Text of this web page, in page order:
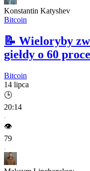
Konstantin Katyshev
Bitcoin
📝 Wieloryby
giełdy o 60
Bitcoin
14 lipca
🕒
20:14
👁️
79